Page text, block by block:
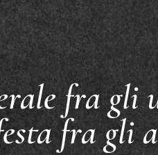
fra gli
fra gli